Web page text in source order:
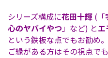
シリーズ構成に花田十輝 (「
心のヤバイやつ」など) とエ
という鉄板な点でもお勧め。
ご縁がある方はその視点で